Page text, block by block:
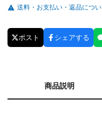
送料・お支払い・返品につ
ポスト シェアする
商品説明